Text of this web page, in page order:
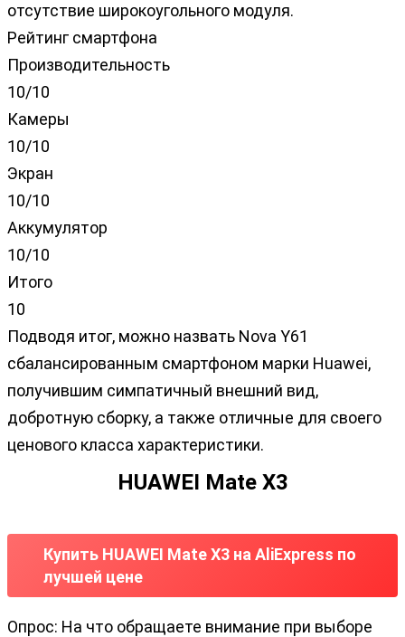
отсутствие широкоугольного модуля.
Рейтинг смартфона
Производительность
10/10
Камеры
10/10
Экран
10/10
Аккумулятор
10/10
Итого
10
Подводя итог, можно назвать Nova Y61
сбалансированным смартфоном марки Huawei,
получившим симпатичный внешний вид,
добротную сборку, а также отличные для своего
ценового класса характеристики.
HUAWEI Mate X3
Купить HUAWEI Mate X3 на AliExpress по
лучшей цене
Опрос: На что обращаете внимание при выборе